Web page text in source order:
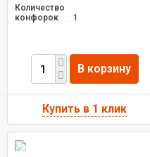
Количество
конфорок
1
В корзину